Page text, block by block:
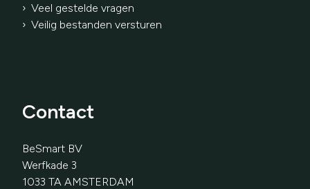
› Veel gestelde vragen
› Veilig bestanden versturen
Contact
BeSmart BV
Werfkade 3
1033 TA AMSTERDAM